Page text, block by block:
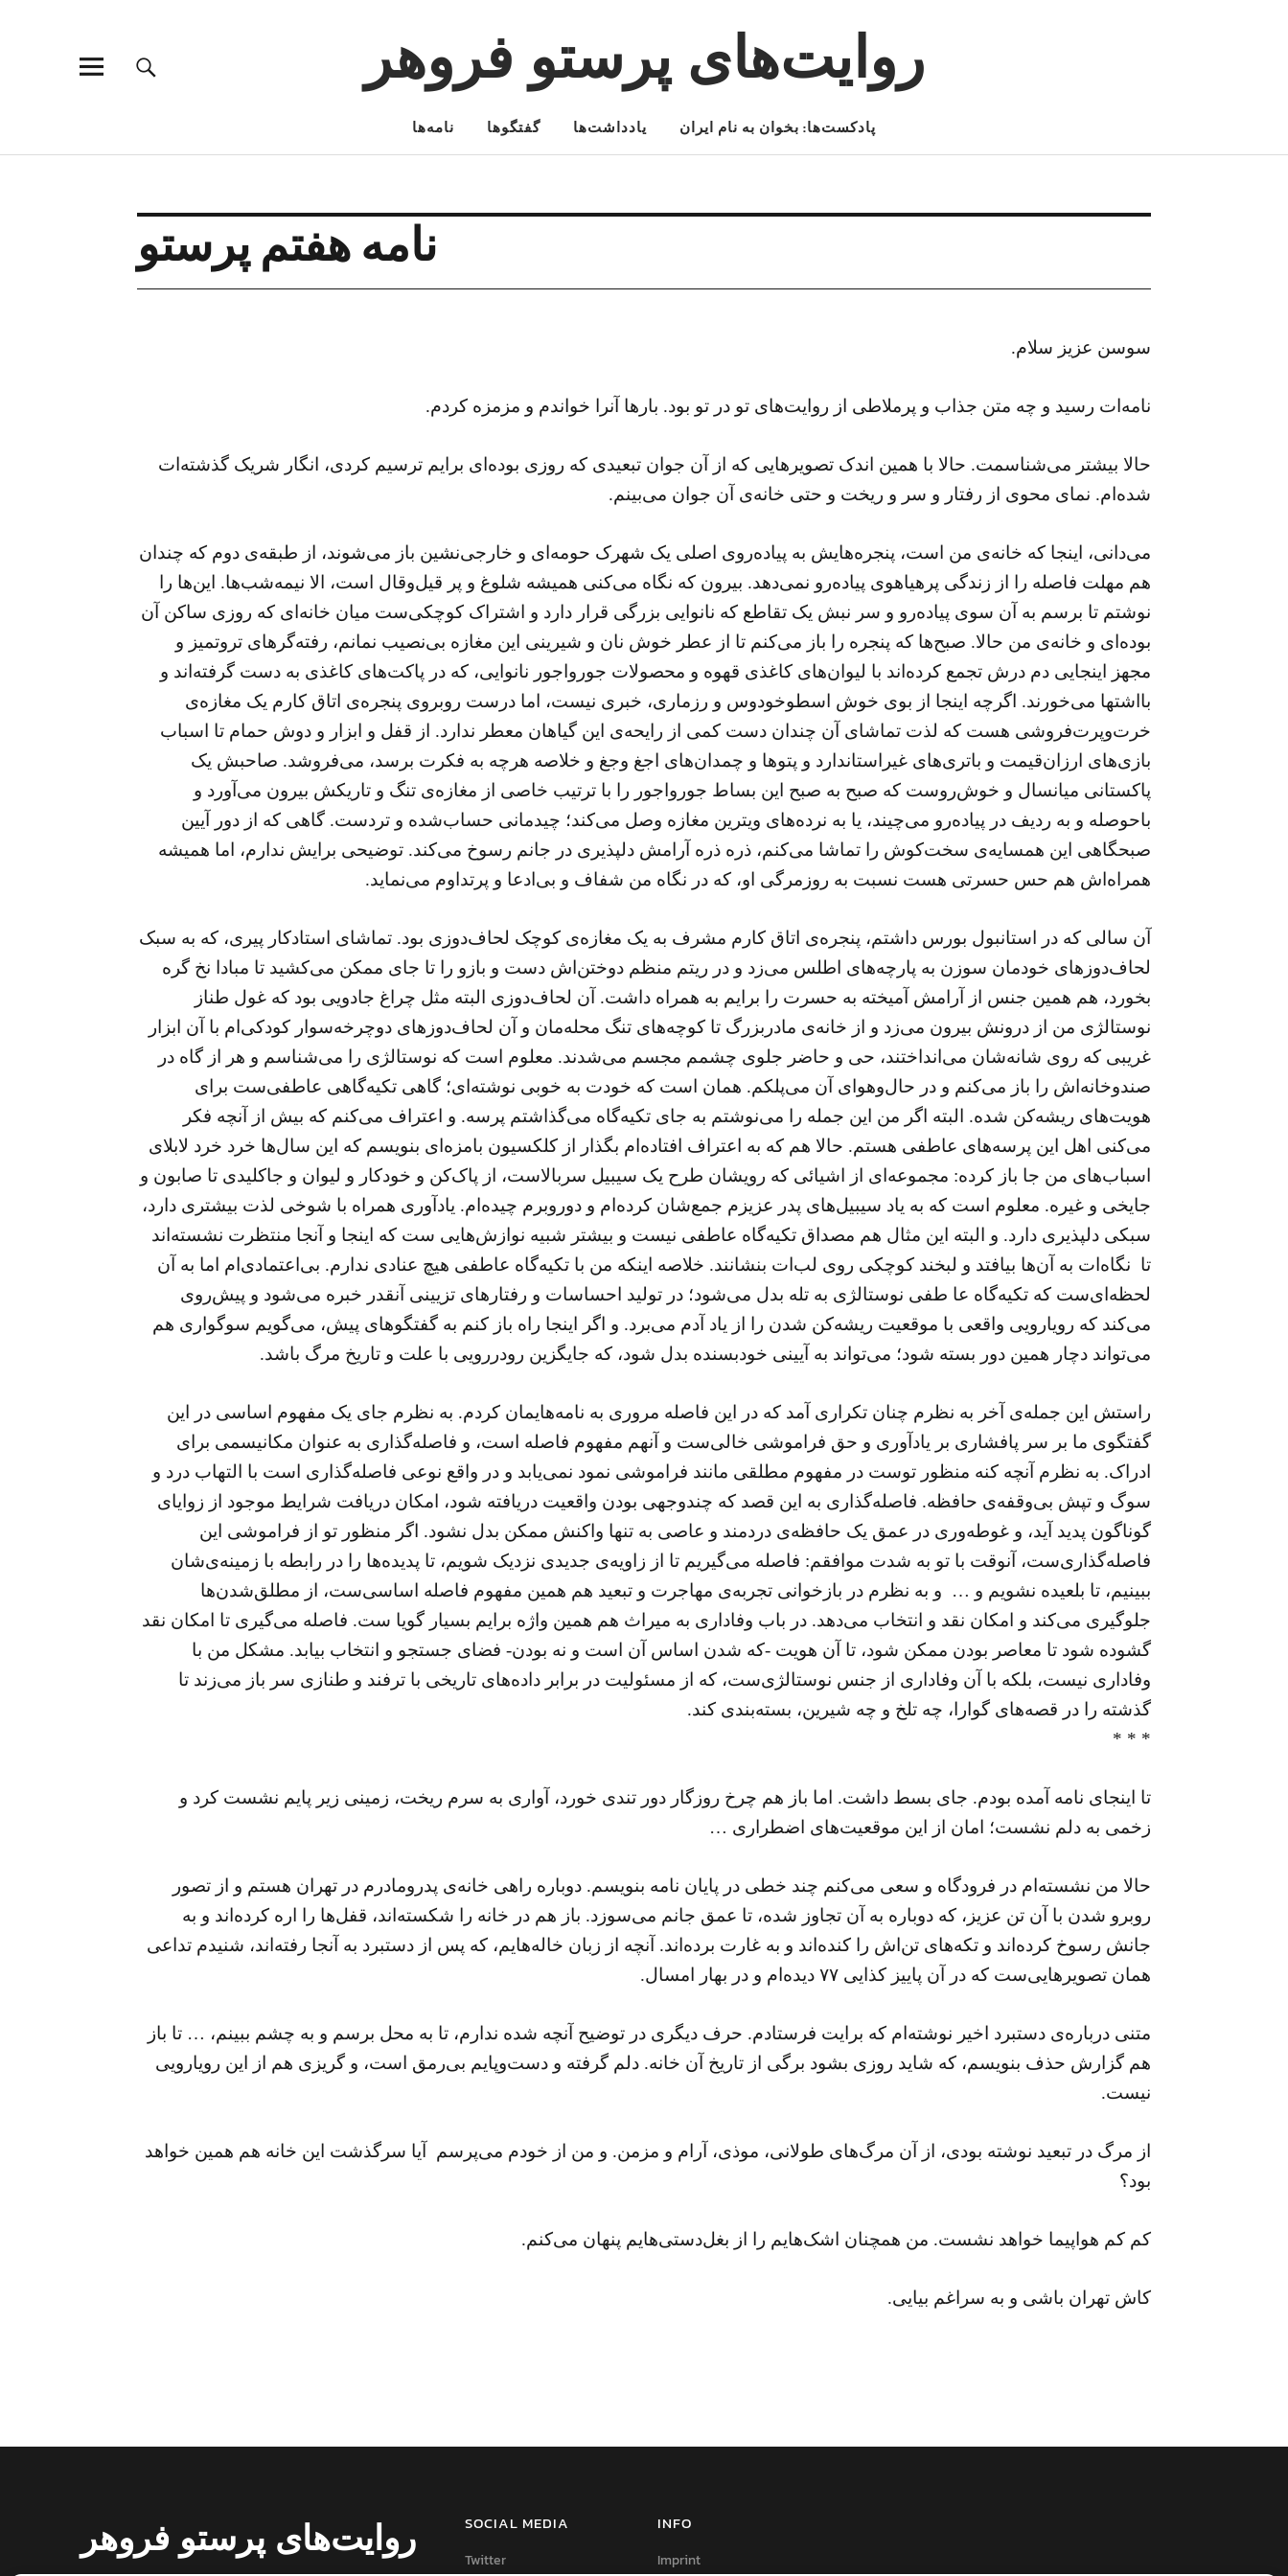
روایت‌های پرستو فروهر
نامه‌ها گفتگوها یادداشت‌ها پادکست‌ها: بخوان به نام ایران
نامه هفتم پرستو
سوسن عزیز سلام.
نامه‌ات رسید و چه متن جذاب و پرملاطی از روایت‌های تو در تو بود. بارها آنرا خواندم و مزمزه کردم.
حالا بیشتر می‌شناسمت. حالا با همین اندک تصویرهایی که از آن جوان تبعیدی که روزی بوده‌ای برایم ترسیم کردی، انگار شریک گذشته‌ات
شده‌ام. نمای محوی از رفتار و سر و ریخت و حتی خانه‌ی آن جوان می‌بینم.
می‌دانی، اینجا که خانه‌ی من است، پنجره‌هایش به پیاده‌روی اصلی یک شهرک حومه‌ای و خارجی‌نشین باز می‌شوند، از طبقه‌ی دوم که چندان
هم مهلت فاصله‌ را از زندگی پرهیاهوی پیاده‌رو نمی‌دهد. بیرون که نگاه می‌کنی همیشه شلوغ و پر قیل‌وقال است، الا نیمه‌شب‌ها. این‌ها را
نوشتم تا برسم به آن سوی پیاده‌رو و سر نبش یک تقاطع که نانوایی بزرگی قرار دارد و اشتراک کوچکی‌ست میان خانه‌ای که روزی ساکن آن
بوده‌ای و خانه‌ی من حالا. صبح‌ها که پنجره را باز می‌کنم تا از عطر خوش نان و شیرینی این مغازه بی‌نصیب نمانم، رفته‌گرهای تروتمیز و
مجهز اینجایی دم درش تجمع کرده‌اند با لیوان‌های کاغذی قهوه و محصولات جورواجور نانوایی، که در پاکت‌های کاغذی به دست گرفته‌اند و
بااشتها می‌خورند. اگرچه اینجا از بوی خوش اسطوخودوس و رزماری، خبری نیست، اما درست روبروی پنجره‌ی اتاق کارم یک مغازه‌ی
خرت‌وپرت‌فروشی هست که لذت تماشای آن چندان دست کمی از رایحه‌ی این گیاهان معطر ندارد. از قفل و ابزار و دوش حمام تا اسباب
بازی‌های ارزان‌قیمت و باتری‌های غیراستاندارد و پتوها و چمدان‌های اجغ وجغ و خلاصه هرچه به فکرت برسد، می‌فروشد. صاحبش یک
پاکستانی میانسال و خوش‌روست که صبح به صبح این بساط جورواجور را با ترتیب خاصی از مغازه‌ی تنگ و تاریکش بیرون می‌آورد و
باحوصله و به ردیف در پیاده‌رو می‌چیند، یا به نرده‌های ویترین مغازه وصل می‌کند؛ چیدمانی حساب‌شده و تردست. گاهی که از دور آیین
صبحگاهی این همسایه‌ی سخت‌کوش را تماشا می‌کنم، ذره ذره آرامش دلپذیری در جانم رسوخ می‌کند. توضیحی برایش ندارم، اما همیشه
همراه‌اش هم حس حسرتی هست نسبت به روزمرگی او، که در نگاه من شفاف و بی‌ادعا و پرتداوم می‌نماید.
آن سالی که در استانبول بورس داشتم، پنجره‌ی اتاق کارم مشرف به یک مغازه‌ی کوچک لحاف‌دوزی بود. تماشای استادکار پیری، که به سبک
لحاف‌دوزهای خودمان سوزن به پارچه‌‌‌های اطلس می‌زد و در ریتم منظم دوختن‌اش دست و بازو را تا جای ممکن می‌کشید تا مبادا نخ گره
بخورد، هم همین جنس از آرامش آمیخته به حسرت را برایم به همراه داشت. آن لحاف‌دوزی البته مثل چراغ جادویی بود که غول طناز
نوستالژی من از درونش بیرون می‌زد و از خانه‌ی مادربزرگ تا کوچه‌های تنگ محله‌مان و آن لحاف‌دوزهای دوچرخه‌سوار کودکی‌ام با آن ابزار
غریبی که روی شانه‌شان می‌انداختند، حی و حاضر جلوی چشمم مجسم می‌شدند. معلوم است که نوستالژی را می‌شناسم و هر از گاه در
صندوخانه‌اش را باز می‌کنم و در حال‌وهوای آن می‌پلکم. همان است که خودت به خوبی نوشته‌ای؛ گاهی تکیه‌گاهی عاطفی‌ست برای
هویت‌های ریشه‌کن شده. البته اگر من این جمله را می‌نوشتم به جای تکیه‌گاه می‌گذاشتم پرسه. و اعتراف می‌کنم که بیش از آنچه فکر
می‌کنی اهل این پرسه‌های عاطفی هستم. حالا هم که به اعتراف افتاده‌ام بگذار از کلکسیون بامزه‌ای بنویسم که این سال‌ها خرد خرد لابلای
اسباب‌های من جا باز کرده: مجموعه‌ای از اشیائی که رویشان طرح یک سیبیل سربالاست، از پاک‌کن و خودکار و لیوان و جاکلیدی تا صابون و
جایخی و غیره. معلوم است که به یاد سیبیل‌های پدر عزیزم جمع‌شان کرده‌ام و دوروبرم چیده‌ام. یادآوری همراه با شوخی لذت بیشتری دارد،
سبکی دلپذیری دارد. و البته این مثال هم مصداق تکیه‌گاه عاطفی نیست و بیشتر شبیه نوازش‌هایی ست که اینجا و آنجا منتظرت نشسته‌اند
تا نگاه‌ات به آن‌ها بیافتد و لبخند کوچکی روی لب‌ات بنشانند. خلاصه اینکه من با تکیه‌گاه عاطفی هیچ عنادی ندارم. بی‌اعتمادی‌ام اما به آن
لحظه‌ای‌ست که تکیه‌گاه عا طفی نوستالژی به تله‌ بدل می‌شود؛ در تولید احساسات و رفتارهای تزیینی آنقدر خبره می‌شود و پیش‌روی
می‌کند که رویارویی واقعی با موقعیت ریشه‌کن شدن را از یاد آدم می‌برد. و اگر اینجا راه باز کنم به گفتگوهای پیش، می‌گویم سوگواری هم
می‌تواند دچار همین دور بسته شود؛ می‌تواند به آیینی خودبسنده بدل شود، که جایگزین رودررویی با علت و تاریخ مرگ باشد.
راستش این جمله‌ی آخر به نظرم چنان تکراری آمد که در این فاصله مروری به نامه‌هایمان کردم. به نظرم جای یک مفهوم اساسی در این
گفتگوی ما بر سر پافشاری بر یادآوری و حق فراموشی خالی‌ست و آنهم مفهوم فاصله است، و فاصله‌گذاری به عنوان مکانیسمی برای
ادراک. به نظرم آنچه کنه منظور توست در مفهوم مطلقی مانند فراموشی نمود نمی‌یابد و در‌ واقع نوعی فاصله‌گذاری است با التهاب درد و
سوگ و تپش بی‌وقفه‌ی حافظه. فاصله‌گذاری به این قصد که چندوجهی بودن واقعیت دریافته شود، امکان دریافت شرایط موجود از زوایای
گوناگون پدید آید، و غوطه‌وری در عمق یک حافظه‌ی دردمند و عاصی به تنها واکنش ممکن بدل نشود. اگر منظور تو از فراموشی این
فاصله‌گذاری‌ست، آنوقت با تو به شدت موافقم: فاصله می‌گیریم تا از زاویه‌ی جدیدی نزدیک شویم، تا پدیده‌ها را در رابطه با زمینه‌‌ی‌شان
ببینیم، تا بلعیده نشویم و … و به نظرم در بازخوانی تجربه‌ی مهاجرت و تبعید هم همین مفهوم فاصله اساسی‌ست، از مطلق‌شدن‌ها
جلوگیری می‌کند و امکان نقد و انتخاب می‌دهد. در باب وفاداری به میراث هم همین واژه برایم بسیار گویا ست. فاصله می‌گیری تا امکان نقد
گشوده شود تا معاصر بودن ممکن شود، تا آن هویت -که شدن اساس آن است و نه بودن- فضای جستجو و انتخاب بیابد. مشکل من با
وفاداری نیست، بلکه با آن وفاداری از جنس نوستالژی‌ست، که از مسئولیت در برابر داده‌های تاریخی با ترفند و طنازی سر باز می‌زند تا
گذشته را در قصه‌های گوارا، چه تلخ و چه شیرین، بسته‌بندی کند.
* * *
تا اینجای نامه آمده بودم. جای بسط داشت. اما باز هم چرخ روزگار دور تندی خورد، آواری به سرم ریخت، زمینی زیر پایم نشست کرد و
زخمی به دلم نشست؛ امان از این موقعیت‌های اضطراری …
حالا من نشسته‌ام در فرودگاه و سعی می‌کنم چند خطی در پایان نامه بنویسم. دوباره راهی خانه‌ی پدرومادرم در تهران هستم و از تصور
روبرو شدن با آن تن عزیز، که دوباره به آن تجاوز شده، تا عمق جانم می‌سوزد. باز هم در خانه را شکسته‌اند، قفل‌ها را اره کرده‌اند و به
جانش رسوخ کرده‌اند و تکه‌های تن‌اش را کنده‌اند و به غارت برده‌اند. آنچه از زبان خاله‌هایم، که پس از دستبرد به آنجا رفته‌اند، شنیدم تداعی
همان تصویرهایی‌ست که در آن پاییز کذایی ۷۷ دیده‌ام و در بهار امسال.
متنی درباره‌ی دستبرد اخیر نوشته‌ام که برایت فرستادم. حرف دیگری در توضیح آنچه شده ندارم، تا به محل برسم و به چشم ببینم، … تا باز
هم گزارش حذف بنویسم، که شاید روزی بشود برگی از تاریخ آن خانه. دلم گرفته و دست‌وپایم بی‌رمق است، و گریزی هم از این رویارویی
نیست.
از مرگ در تبعید نوشته بودی، از آن مرگ‌های طولانی، موذی، آرام و مزمن. و من از خودم می‌پرسم آیا سرگذشت این خانه هم همین خواهد
بود؟
کم کم هواپیما خواهد نشست. من همچنان اشک‌هایم را از بغل‌دستی‌هایم پنهان می‌کنم.
کاش تهران باشی و به سراغم بیایی.
روایت‌های پرستو فروهر SOCIAL MEDIA
Twitter
INFO
Imprint